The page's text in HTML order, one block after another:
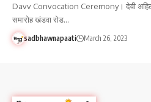
Davv Convocation Ceremony। देवी अहिल्या
समारोह खंडवा रोड…
sadbhawnapaati March 26, 2023